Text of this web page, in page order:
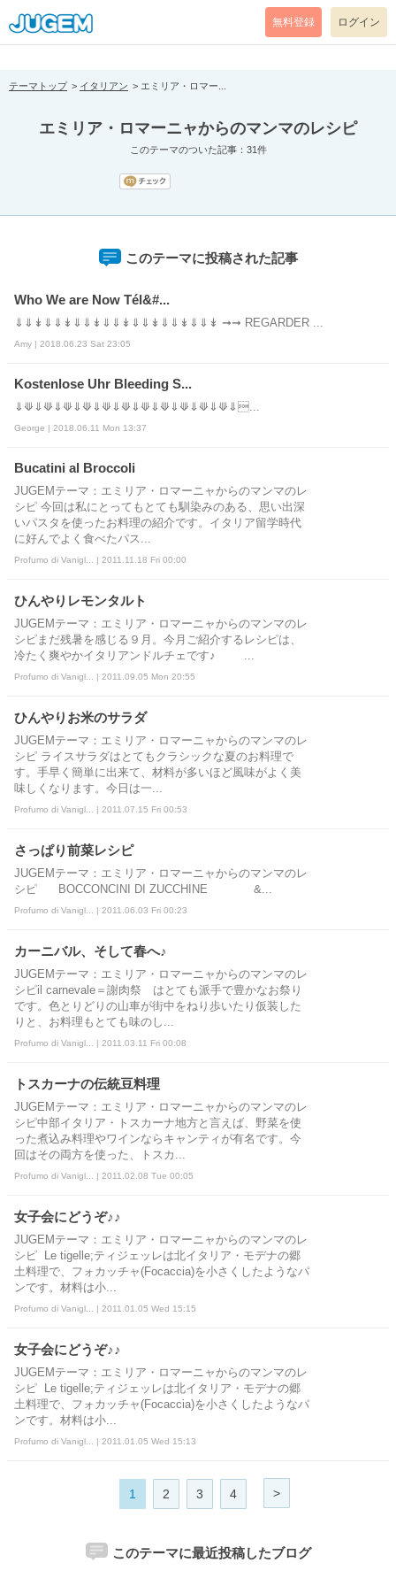
[pear_error: message="Success" code=0 mode=return level=notice
prefix="" info=""]
無料登録 ログイン
テーマトップ イタリアン エミリア・ロマー...
エミリア・ロマーニャからのマンマのレシピ
このテーマのついた記事：31件
このテーマに投稿された記事
Who We are Now Tél&#...
⇓⇓↡⇓⇓↡⇓⇓↡⇓⇓↡⇓⇓↡⇓⇓↡⇓⇓↡ ➞➞ REGARDER ...
Amy | 2018.06.23 Sat 23:05
Kostenlose Uhr Bleeding S...
⇓⟱⇓⟱⇓⟱⇓⟱⇓⟱⇓⟱⇓⟱⇓⟱⇓⟱⇓⟱⇓⟱⇓...
George | 2018.06.11 Mon 13:37
Bucatini al Broccoli
JUGEMテーマ：エミリア・ロマーニャからのマンマのレ
シピ 今回は私にとってもとても馴染みのある、思い出深
いパスタを使ったお料理の紹介です。イタリア留学時代
に好んでよく食べたパス...
Profumo di Vanigl... | 2011.11.18 Fri 00:00
ひんやりレモンタルト
JUGEMテーマ：エミリア・ロマーニャからのマンマのレ
シピまだ残暑を感じる９月。今月ご紹介するレシピは、
冷たく爽やかイタリアンドルチェです♪ ...
Profumo di Vanigl... | 2011.09.05 Mon 20:55
ひんやりお米のサラダ
JUGEMテーマ：エミリア・ロマーニャからのマンマのレ
シピ ライスサラダはとてもクラシックな夏のお料理で
す。手早く簡単に出来て、材料が多いほど風味がよく美
味しくなります。今日は一...
Profumo di Vanigl... | 2011.07.15 Fri 00:53
さっぱり前菜レシピ
JUGEMテーマ：エミリア・ロマーニャからのマンマのレ
シピ BOCCONCINI DI ZUCCHINE &...
Profumo di Vanigl... | 2011.06.03 Fri 00:23
カーニバル、そして春へ♪
JUGEMテーマ：エミリア・ロマーニャからのマンマのレ
シピil carnevale＝謝肉祭 はとても派手で豊かなお祭り
です。色とりどりの山車が街中をねり歩いたり仮装した
りと、お料理もとても味のし...
Profumo di Vanigl... | 2011.03.11 Fri 00:08
トスカーナの伝統豆料理
JUGEMテーマ：エミリア・ロマーニャからのマンマのレ
シピ中部イタリア・トスカーナ地方と言えば、野菜を使
った煮込み料理やワインならキャンティが有名です。今
回はその両方を使った、トスカ...
Profumo di Vanigl... | 2011.02.08 Tue 00:05
女子会にどうぞ♪♪
JUGEMテーマ：エミリア・ロマーニャからのマンマのレ
シピ Le tigelle;ティジェッレは北イタリア・モデナの郷
土料理で、フォカッチャ(Focaccia)を小さくしたようなパ
ンです。材料は小...
Profumo di Vanigl... | 2011.01.05 Wed 15:15
女子会にどうぞ♪♪
JUGEMテーマ：エミリア・ロマーニャからのマンマのレ
シピ Le tigelle;ティジェッレは北イタリア・モデナの郷
土料理で、フォカッチャ(Focaccia)を小さくしたようなパ
ンです。材料は小...
Profumo di Vanigl... | 2011.01.05 Wed 15:13
1 2 3 4 >
このテーマに最近投稿したブログ